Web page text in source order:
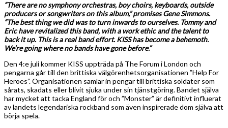
“There are no symphony orchestras, boy choirs, keyboards, outside
producers or songwriters on this album,” promises Gene Simmons.
“The best thing we did was to turn inwards to ourselves. Tommy and
Eric have revitalized this band, with a work ethic and the talent to
back it up. This is a real band effort. KISS has become a behemoth.
We’re going where no bands have gone before.”
Den 4:e juli kommer KISS uppträda på The Forum i London och
pengarna går till den brittiska välgörenhetsorganisationen ”Help For
Heroes”. Organisationen samlar in pengar till brittiska soldater som
sårats, skadats eller blivit sjuka under sin tjänstgöring. Bandet själva
har mycket att tacka England för och ”Monster” är definitivt influerat
av landets legendariska rockband som även inspirerade dom själva att
börja spela.